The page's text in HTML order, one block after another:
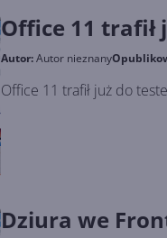
Office 11 trafił
Autor:Autor nieznany
Office 11 trafił już do
Dziura we